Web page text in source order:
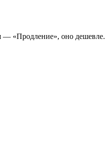
— «Продление», оно дешевле.